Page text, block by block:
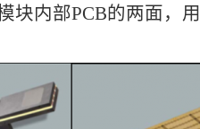
块内部PCB的两面，